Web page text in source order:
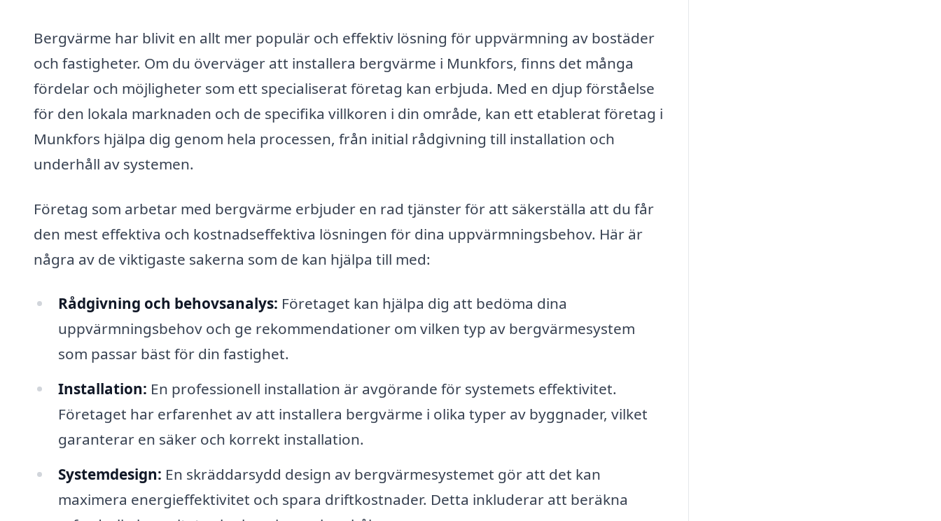
Bergvärme har blivit en allt mer populär och effektiv lösning för uppvärmning av bostäder
och fastigheter. Om du överväger att installera bergvärme i Munkfors, finns det många
fördelar och möjligheter som ett specialiserat företag kan erbjuda. Med en djup förståelse
för den lokala marknaden och de specifika villkoren i din område, kan ett etablerat företag i
Munkfors hjälpa dig genom hela processen, från initial rådgivning till installation och
underhåll av systemen.
Företag som arbetar med bergvärme erbjuder en rad tjänster för att säkerställa att du får
den mest effektiva och kostnadseffektiva lösningen för dina uppvärmningsbehov. Här är
några av de viktigaste sakerna som de kan hjälpa till med:
Rådgivning och behovsanalys: Företaget kan hjälpa dig att bedöma dina
uppvärmningsbehov och ge rekommendationer om vilken typ av bergvärmesystem
som passar bäst för din fastighet.
Installation: En professionell installation är avgörande för systemets effektivitet.
Företaget har erfarenhet av att installera bergvärme i olika typer av byggnader, vilket
garanterar en säker och korrekt installation.
Systemdesign: En skräddarsydd design av bergvärmesystemet gör att det kan
maximera energieffektivitet och spara driftkostnader. Detta inkluderar att beräkna